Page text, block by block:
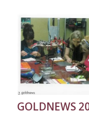
GOLDNEWS